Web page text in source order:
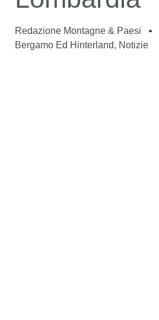
Redazione Montagne & Paesi
Bergamo Ed Hinterland, Notizie